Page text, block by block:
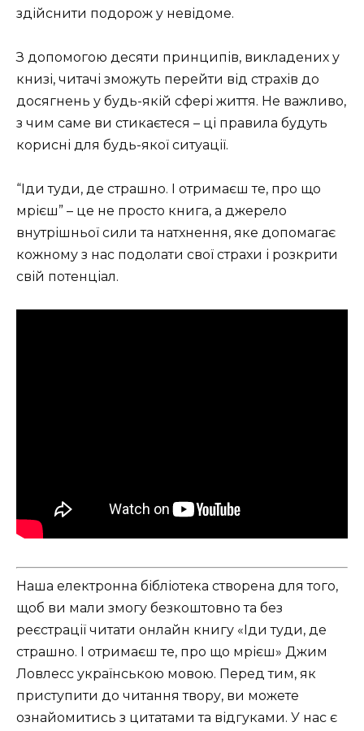
здійснити подорож у невідоме.
З допомогою десяти принципів, викладених у
книзі, читачі зможуть перейти від страхів до
досягнень у будь-якій сфері життя. Не важливо,
з чим саме ви стикаєтеся – ці правила будуть
корисні для будь-якої ситуації.
“Іди туди, де страшно. І отримаєш те, про що
мрієш” – це не просто книга, а джерело
внутрішньої сили та натхнення, яке допомагає
кожному з нас подолати свої страхи і розкрити
свій потенціал.
Наша електронна бібліотека створена для того,
щоб ви мали змогу безкоштовно та без
реєстрації читати онлайн книгу «Іди туди, де
страшно. І отримаєш те, про що мрієш» Джим
Ловлесс українською мовою. Перед тим, як
приступити до читання твору, ви можете
ознайомитись з цитатами та відгуками. У нас є